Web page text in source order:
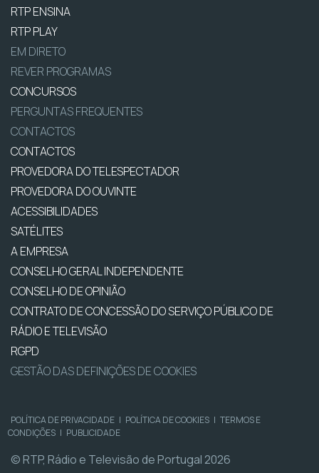
RTP ENSINA
RTP PLAY
EM DIRETO
REVER PROGRAMAS
CONCURSOS
PERGUNTAS FREQUENTES
CONTACTOS
CONTACTOS
PROVEDORA DO TELESPECTADOR
PROVEDORA DO OUVINTE
ACESSIBILIDADES
SATÉLITES
A EMPRESA
CONSELHO GERAL INDEPENDENTE
CONSELHO DE OPINIÃO
CONTRATO DE CONCESSÃO DO SERVIÇO PÚBLICO DE
RÁDIO E TELEVISÃO
RGPD
GESTÃO DAS DEFINIÇÕES DE COOKIES
POLÍTICA DE PRIVACIDADE | POLÍTICA DE COOKIES | TERMOS E
CONDIÇÕES | PUBLICIDADE
© RTP, Rádio e Televisão de Portugal 2026